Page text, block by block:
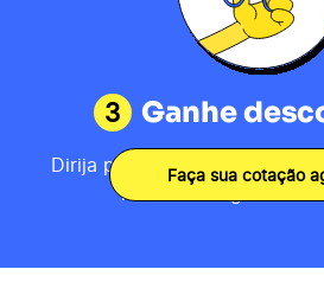
3 Ganhe
Dirija por 80km, receba sua
motorista e ganhe
Faça sua cotação